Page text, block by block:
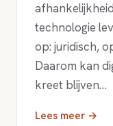
technologie
op: juridisch,
Daarom kan
kreet blijven…
Lees meer →